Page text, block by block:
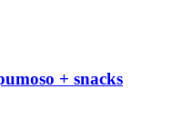
+ snacks